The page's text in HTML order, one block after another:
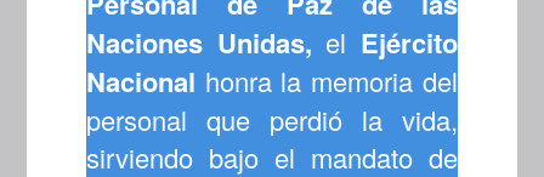
Naciones Unidas, el Ejército
Nacional honra la memoria del
personal que perdió la vida,
sirviendo bajo el mandato de